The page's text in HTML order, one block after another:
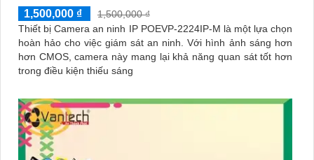
1,500,000 ₫
1,500,000 ₫
Thiết bị Camera an ninh IP POEVP-2224IP-M là một lựa chọn
hoàn hảo cho việc giám sát an ninh. Với hình ảnh sáng hơn
hơn CMOS, camera này mang lại khả năng quan sát tốt hơn
trong điều kiện thiếu sáng